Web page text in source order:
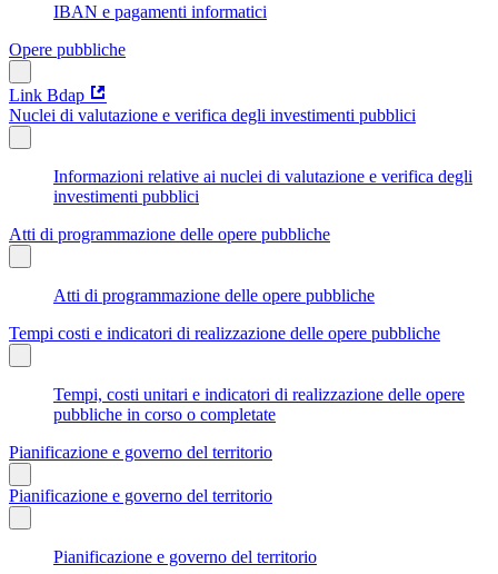
IBAN e pagamenti informatici
Opere pubbliche
Link Bdap
Nuclei di valutazione e verifica degli investimenti pubblici
Informazioni relative ai nuclei di valutazione e verifica degli
investimenti pubblici
Atti di programmazione delle opere pubbliche
Atti di programmazione delle opere pubbliche
Tempi costi e indicatori di realizzazione delle opere pubbliche
Tempi, costi unitari e indicatori di realizzazione delle opere
pubbliche in corso o completate
Pianificazione e governo del territorio
Pianificazione e governo del territorio
Pianificazione e governo del territorio